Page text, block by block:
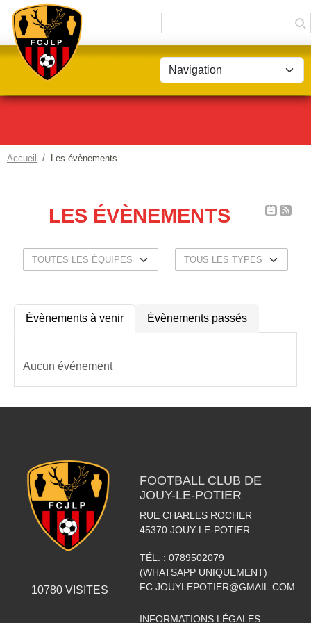
Accueil Les évènements
LES ÉVÈNEMENTS
Évènements à venir Évènements passés
Aucun événement
10780VISITES
FOOTBALL CLUB DE
JOUY-LE-POTIER
RUE CHARLES ROCHER
45370 JOUY-LE-POTIER
TÉL. : 0789502079
(WHATSAPP UNIQUEMENT)
FC.JOUYLEPOTIER@GMAIL.COM
INFORMATIONS LÉGALES
Panneau de gestion des cookies